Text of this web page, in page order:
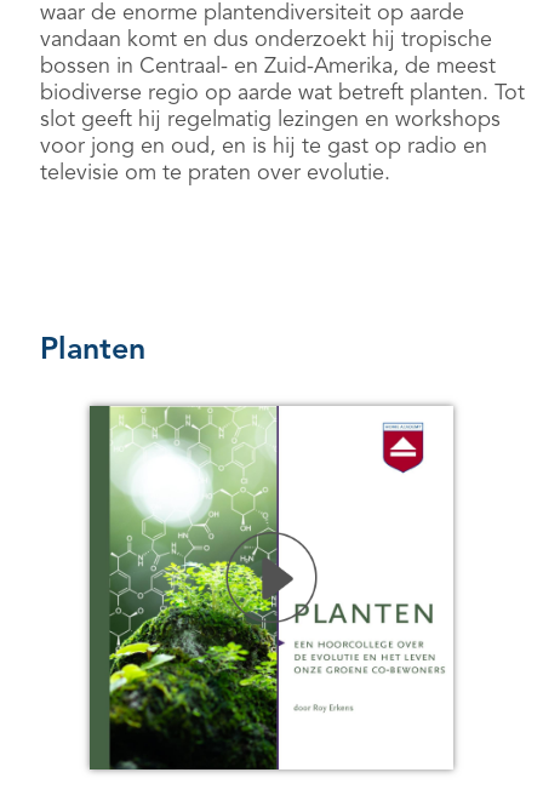
waar de enorme plantendiversiteit op aarde
vandaan komt en dus onderzoekt hij tropische
bossen in Centraal- en Zuid-Amerika, de meest
biodiverse regio op aarde wat betreft planten. Tot
slot geeft hij regelmatig lezingen en workshops
voor jong en oud, en is hij te gast op radio en
televisie om te praten over evolutie.
Planten